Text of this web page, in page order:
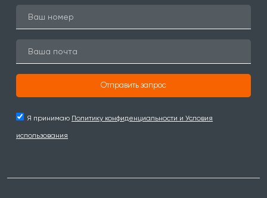
Отправить запрос
Я принимаю Политику конфиденциальности и Условия
использования